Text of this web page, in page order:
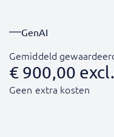
GenAI
Gemiddeld
€ 900,00
Geen extra kosten